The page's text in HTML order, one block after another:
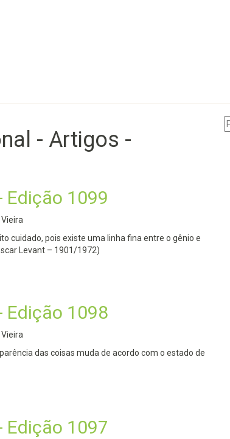
- Artigos -
Edição 1099
Vieira
cuidado, pois existe uma linha fina entre o gênio e
Levant – 1901/1972)
Edição 1098
Vieira
das coisas muda de acordo com o estado de
Edição 1097